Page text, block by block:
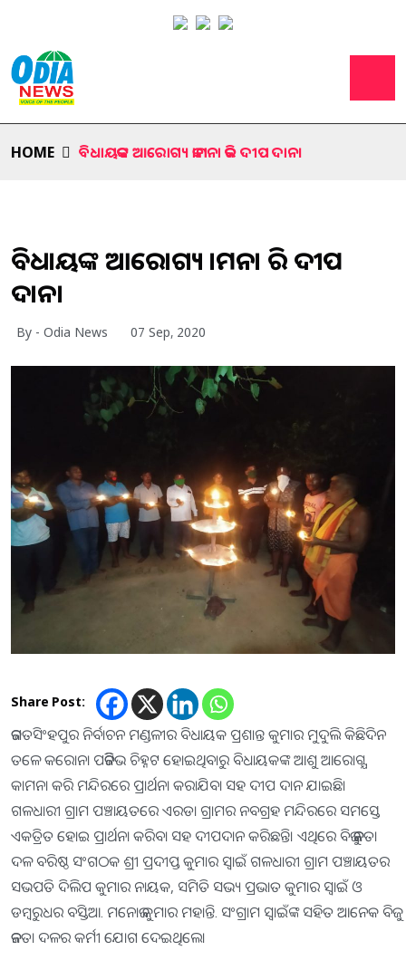
HOME ବିଧାୟକଙ୍କ ଆରୋଗ୍ୟ କାମନା କରି ଦୀପ ଦାନ।
ବିଧାୟକଙ୍କ ଆରୋଗ୍ୟ କାମନା କରି ଦୀପ
ଦାନ।
By - Odia News 07 Sep, 2020
Share Post:
ଜଗତସିଂହପୁର ନିର୍ବାଚନ ମଣ୍ଡଳୀର ବିଧାୟକ ପ୍ରଶାନ୍ତ କୁମାର ମୁଦୁଲି କିଛିଦିନ
ତଳେ କରୋନା ପଜିଟିଭ ଚିହ୍ନଟ ହୋଇଥିବାରୁ ବିଧାୟକଙ୍କ ଆଶୁ ଆରୋଗ୍ଯ
କାମନା କରି ମନ୍ଦିରରେ ପ୍ରାର୍ଥନା କରାଯିବା ସହ ଦୀପ ଦାନ ଯାଇଛି।
ଗଳଧାରୀ ଗ୍ରାମ ପଞ୍ଚାୟତରେ ଏରଡା ଗ୍ରାମର ନବଗ୍ରହ ମନ୍ଦିରରେ ସମସ୍ତେ
ଏକତ୍ରିତ ହୋଇ ପ୍ରାର୍ଥନା କରିବା ସହ ଦୀପଦାନ କରିଛନ୍ତି। ଏଥିରେ ବିଜୁ ଜନତା
ଦଳ ବରିଷ୍ଠ ସଂଗଠକ ଶ୍ରୀ ପ୍ରଦୀପ୍ତ କୁମାର ସ୍ବାଇଁ ଗଳଧାରୀ ଗ୍ରାମ ପଞ୍ଚାୟତର
ସଭପତି ଦିଲିପ କୁମାର ନାୟକ, ସମିତି ସଭ୍ୟ ପ୍ରଭାତ କୁମାର ସ୍ଵାଇଁ ଓ
ଡମ୍ବରୁଧର ବସ୍ତିଆ. ମନୋଜ କୁମାର ମହାନ୍ତି. ସଂଗ୍ରାମ ସ୍ଵାଇଁଙ୍କ ସହିତ ଆନେକ ବିଜୁ
ଜନତା ଦଳର କର୍ମୀ ଯୋଗ ଦେଇଥିଲେ।